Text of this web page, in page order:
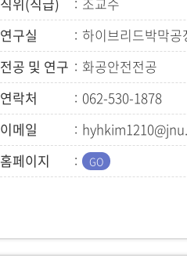
연구실
하이브리드박막공
전공 및 연구
화공안전전공
연락처
062-530-1878
이메일
홈페이지